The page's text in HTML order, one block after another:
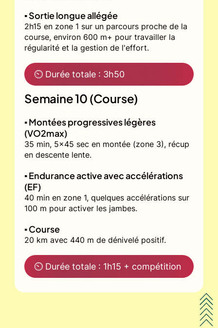
▪️ Sortie longue allégée
2h15 en zone 1 sur un parcours proche de la
course, environ 600 m+ pour travailler la
régularité et la gestion de l'effort.
⏲ Durée totale : 3h50
Semaine 10 (Course)
▪️ Montées progressives légères
(VO2max)
35 min, 5x45 sec en montée (zone 3), récup
en descente lente.
▪️ Endurance active avec accélérations
(EF)
40 min en zone 1, quelques accélérations sur
100 m pour activer les jambes.
▪️ Course
20 km avec 440 m de dénivelé positif.
⏲ Durée totale : 1h15 + compétition